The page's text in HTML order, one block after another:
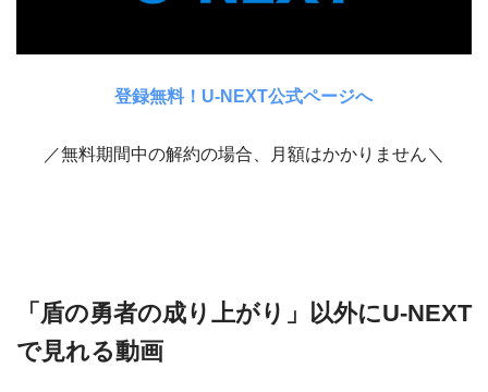
登録無料！U-NEXT公式ページへ
／無料期間中の解約の場合、月額はかかりません＼
「盾の勇者の成り上がり」以外にU-NEXT
で見れる動画